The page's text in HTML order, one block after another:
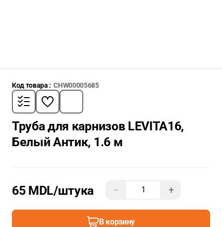
Код товара : CHW00005685
Труба для карнизов LEVITA16,
Белый Антик, 1.6 м
65 MDL/штука − +
В корзину